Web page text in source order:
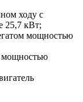
ходу с
25,7 кВт;
мощностью